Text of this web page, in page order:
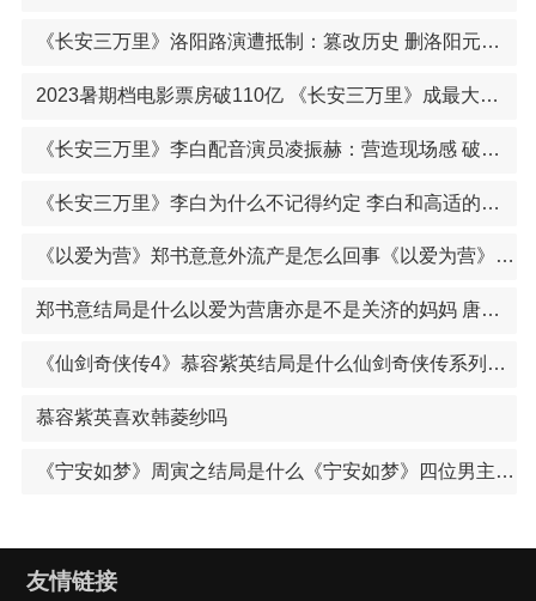
《长安三万里》洛阳路演遭抵制：篡改历史 删洛阳元素《长安三万里》票房超12.29亿 超过《寻梦环游记》
2023暑期档电影票房破110亿 《长安三万里》成最大黑马《长安三万里》诗句诗词诗单合集汇总 票房已破11亿元
《长安三万里》李白配音演员凌振赫：营造现场感 破除朗诵腔《长安三万里》时长达168分钟 数十位“大唐群星”亮相
《长安三万里》李白为什么不记得约定 李白和高适的友情分析《长安三万里》票房破6亿 暂居国产动画电影史上第8名
《以爱为营》郑书意意外流产是怎么回事《以爱为营》郑书意哪一集发现真相 秦时月的身世第几集曝光
郑书意结局是什么以爱为营唐亦是不是关济的妈妈 唐亦和关济是母子关系吗
《仙剑奇侠传4》慕容紫英结局是什么仙剑奇侠传系列电视剧介绍 仙剑系列阵容强大堪称一代人的记忆
慕容紫英喜欢韩菱纱吗
《宁安如梦》周寅之结局是什么《宁安如梦》四位男主结局曝光 沈玠燕临张遮谢危结局如何
友情链接